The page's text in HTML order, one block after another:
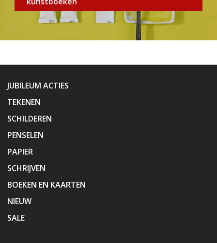
JUBILEUM ACTIES
TEKENEN
SCHILDEREN
PENSELEN
PAPIER
SCHRIJVEN
BOEKEN EN KAARTEN
NIEUW
SALE